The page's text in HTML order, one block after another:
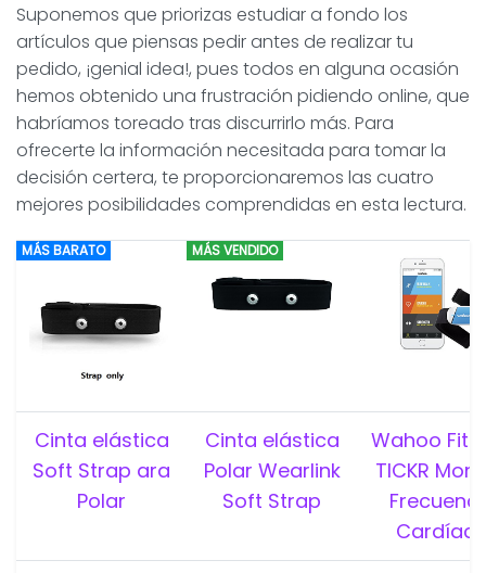
Suponemos que priorizas estudiar a fondo los
artículos que piensas pedir antes de realizar tu
pedido, ¡genial idea!, pues todos en alguna ocasión
hemos obtenido una frustración pidiendo online, que
habríamos toreado tras discurrirlo más. Para
ofrecerte la información necesitada para tomar la
decisión certera, te proporcionaremos las cuatro
mejores posibilidades comprendidas en esta lectura.
MÁS BARATO MÁS VENDIDO
Cinta elástica
Soft Strap ara
Polar
Cinta elástica
Polar Wearlink
Soft Strap
Wahoo
TICKR